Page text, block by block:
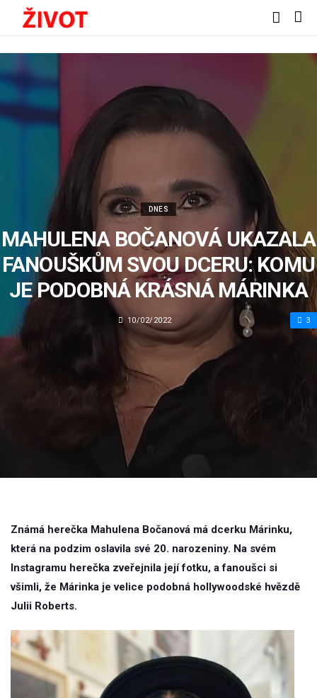
DNES
MAHULENA BOČANOVÁ UKAZALA
FANOUŠKŮM SVOU DCERU: KOMU
JE PODOBNÁ KRÁSNÁ MÁRINKA
10/02/2022 3
Známá herečka Mahulena Bočanová má dcerku Márinku,
která na podzim oslavila své 20. narozeniny. Na svém
Instagramu herečka zveřejnila její fotku, a fanoušci si
všimli, že Márinka je velice podobná hollywoodské hvězdě
Julii Roberts.